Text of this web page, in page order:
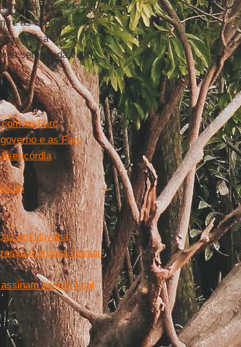
país marcado por
as condições de
dessa
setores da vida
as Farc
e as Farc
em Havana
e ordena cessar-
acordo final